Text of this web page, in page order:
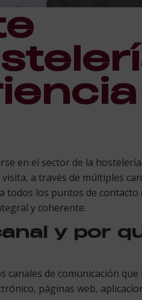
en el sector de la
a través de múltiples
todos los puntos de contacto
y coherente.
y por
canales de comunicación que
páginas web,